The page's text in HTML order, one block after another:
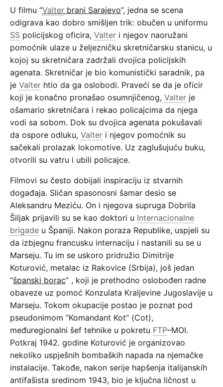
U filmu “Valter brani Sarajevo”, jedna se scena
odigrava kao dobro smišljen trik: obučen u uniformu
SS policijskog oficira, Valter i njegov naoružani
pomoćnik ulaze u željezničku skretničarsku stanicu, u
kojoj su skretničara zadržali dvojica policijskih
agenata. Skretničar je bio komunistički saradnik, pa
je Valter htio da ga oslobodi. Praveći se da je oficir
koji je konačno pronašao osumnjičenog, Valter je
ošamario skretničara i rekao policajcima da njega
vodi sa sobom. Dok su dvojica agenata pokušavali
da ospore odluku, Valter i njegov pomoćnik su
sačekali prolazak lokomotive. Uz zaglušujuću buku,
otvorili su vatru i ubili policajce.
Filmovi su često dobijali inspiraciju iz stvarnih
događaja. Sličan spasonosni šamar desio se
Aleksandru Meziću. On i njegova supruga Dobrila
Šiljak prijavili su se kao doktori u Internacionalne
brigade u Španiji. Nakon poraza Republike, uspjeli su
da izbjegnu francusku internaciju i nastanili su se u
Marseju. Tu im se uskoro pridružio Dimitrije
Koturović, metalac iz Rakovice (Srbija), još jedan
“španski borac” , koji je prethodno oslobođen radne
obaveze uz pomoć Konzulata Kraljevine Jugoslavije u
Marseju. Tokom okupacije postao je poznat pod
pseudonimom “Komandant Kot” (Cot),
međuregionalni šef tehnike u pokretu FTP–MOI.
Potkraj 1942. godine Koturović je organizovao
nekoliko uspješnih bombaških napada na njemačke
instalacije. Takođe, nakon serije hapšenja italijanskih
antifašista sredinom 1943, bio je ključna ličnost u